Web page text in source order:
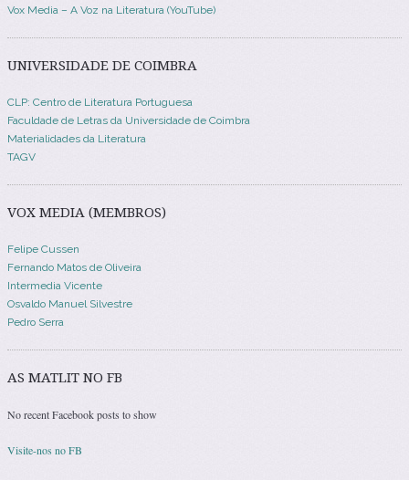
Vox Media – A Voz na Literatura (YouTube)
UNIVERSIDADE DE COIMBRA
CLP: Centro de Literatura Portuguesa
Faculdade de Letras da Universidade de Coimbra
Materialidades da Literatura
TAGV
VOX MEDIA (MEMBROS)
Felipe Cussen
Fernando Matos de Oliveira
Intermedia Vicente
Osvaldo Manuel Silvestre
Pedro Serra
AS MATLIT NO FB
No recent Facebook posts to show
Visite-nos no FB